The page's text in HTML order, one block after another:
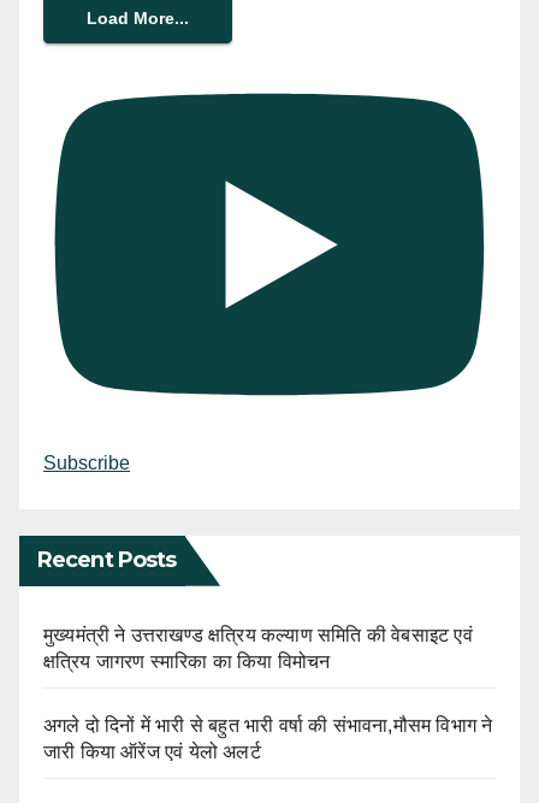
Load More...
Subscribe
Recent Posts
मुख्यमंत्री ने उत्तराखण्ड क्षत्रिय कल्याण समिति की वेबसाइट एवं
क्षत्रिय जागरण स्मारिका का किया विमोचन
अगले दो दिनों में भारी से बहुत भारी वर्षा की संभावना,मौसम विभाग ने
जारी किया ऑरेंज एवं येलो अलर्ट